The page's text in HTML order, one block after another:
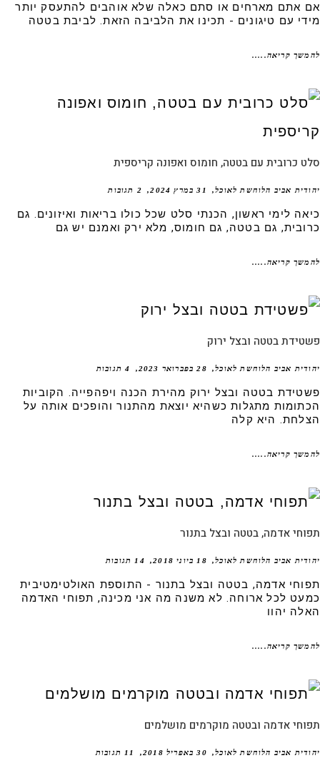
אתם מארחים או סתם כאלה שלא אוהבים להתעסק יותר
עם טיגונים - תכינו את הלביבה הזאת. לביבת בטטה
קריאה.....
כרובית עם בטטה, חומוס ואפונה קריספית
אביב הלוחשת לאוכל 31 במרץ 2024 2 תגובות
לימי ראשון, הכנתי סלט שכל כולו בריאות ואיזונים. גם
גם בטטה, גם חומוס, מלא ירק ואמנם יש גם
קריאה.....
בטטה ובצל ירוק
אביב הלוחשת לאוכל 28 בפברואר 2023 4 תגובות
בטטה ובצל ירוק מהירת הכנה ויפהפייה. הקוביות
מתגלות כשהיא יוצאת מהתנור והופכים אותה על
היא קלה
קריאה.....
אדמה, בטטה ובצל בתנור
אביב הלוחשת לאוכל 18 ביוני 2018 14 תגובות
אדמה, בטטה ובצל בתנור - התוספת האולטימטיבית
לכל ארוחה. לא משנה מה אני מכינה, תפוחי האדמה
יהוו
קריאה.....
אדמה ובטטה מוקרמים מושלמים
אביב הלוחשת לאוכל 30 באפריל 2018 11 תגובות